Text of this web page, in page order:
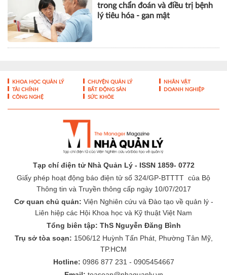
trong chẩn đoán và điều trị bệnh
lý tiêu hóa - gan mật
KHOA HỌC QUẢN LÝ CHUYỆN QUẢN LÝ
NHÂN VẬT
TÀI CHÍNH
BẤT ĐỘNG SẢN
DOANH NGHIỆP
CÔNG NGHỆ
SỨC KHỎE
Tạp chí điện tử Nhà Quản Lý - ISSN 1859- 0772
Giấy phép hoạt động báo điện tử số 324/GP-BTTTT của Bộ
Thông tin và Truyền thông cấp ngày 10/07/2017
Cơ quan chủ quản: Viện Nghiên cứu và Đào tạo về quản lý -
Liên hiệp các Hội Khoa học và Kỹ thuật Việt Nam
Tổng biên tập: ThS Nguyễn Đăng Bình
Trụ sở tòa soạn: 1506/12 Huỳnh Tấn Phát, Phường Tân Mỹ,
TP.HCM
Hotline: 0986 877 231 - 0905454667